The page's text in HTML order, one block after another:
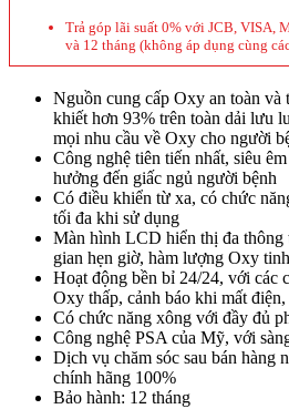
Trả góp lãi suất 0% với JCB, VISA,
và 12 tháng (không áp dụng cùng
Nguồn cung cấp Oxy an toàn và
khiết hơn 93% trên toàn dải lưu
mọi nhu cầu về Oxy cho người
Công nghệ tiên tiến nhất, siêu
hưởng đến giấc ngủ người bệnh
Có điều khiển từ xa, có chức
tối đa khi sử dụng
Màn hình LCD hiển thị đa thông
gian hẹn giờ, hàm lượng Oxy
Hoạt động bền bỉ 24/24, với các
Oxy thấp, cảnh báo khi mất
Có chức năng xông với đầy đủ
Công nghệ PSA của Mỹ, với
Dịch vụ chăm sóc sau bán hàng
chính hãng 100%
Bảo hành: 12 tháng